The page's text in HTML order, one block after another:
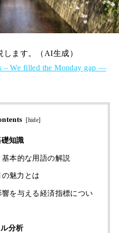
ます。（AI生成）
– We filled the Monday gap —
[hide]
知識
本的な用語の解説
魅力とは
を与える経済指標につい
分析